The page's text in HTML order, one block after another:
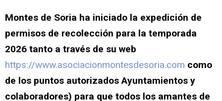
Montes de Soria ha iniciado la expedición de
permisos de recolección para la temporada
2026 tanto a través de su web
https://www.asociacionmontesdesoria.com como
de los puntos autorizados Ayuntamientos y
colaboradores) para que todos los amantes de